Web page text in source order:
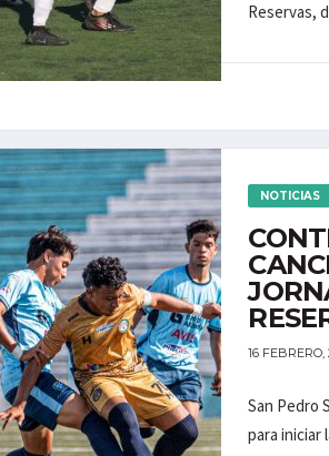
Reservas,
NOTICIAS
16 FEBRERO,
San Pedro
para iniciar